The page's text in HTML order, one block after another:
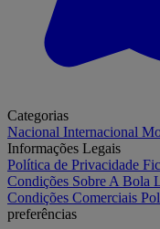
Categorias
Nacional Internacional
Informações Legais
Política de Privacidade
Condições Sobre A Bola
Condições Comerciais
preferências